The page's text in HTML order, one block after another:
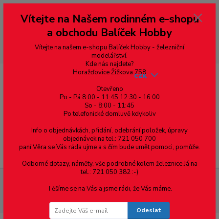
--- pro zákazníky ze Slovenska a jiných zemí, pokud chcete platit v eurech
přepněte si e-shop na euro 💶 pro přepočet měny - pravý horní roh ---
dobírky – pokud si z nějakého důvodu zásilku nevyzvednete, bude po
domluvě zaslána znovu s opětovnou platbou za poštovné, v opačném
případě bude zrušena a účet přidán na blacklist a rušeny následující
objednávky.
Menu
CZK
vyhnuté konce
DIN 127A podložka pružná s obdélníkovým
průřezem, ocel, zinek bílý, M6(6.1)
Vítejte na Našem rodinném e-shopu
a obchodu Balíček Hobby
Vítejte na našem e-shopu Balíček Hobby - železniční
modelářství.
Kde nás najdete?
Horažďovice Žižkova 758
Otevřeno
Po - Pá 8:00 - 11:45 12:30 - 16:00
So - 8:00 - 11:45
Po telefonické domluvě kdykoliv
Info o objednávkách, přidání, odebrání položek, úpravy
objednávek na tel.: 721 050 700
paní Věra se Vás ráda ujme a s čím bude umět pomoci, pomůže.
Odborné dotazy, náměty, vše podrobné kolem železnice Já na
tel.: 721 050 382 :-)
Těšíme se na Vás a jsme rádi, že Vás máme.
Odeslat